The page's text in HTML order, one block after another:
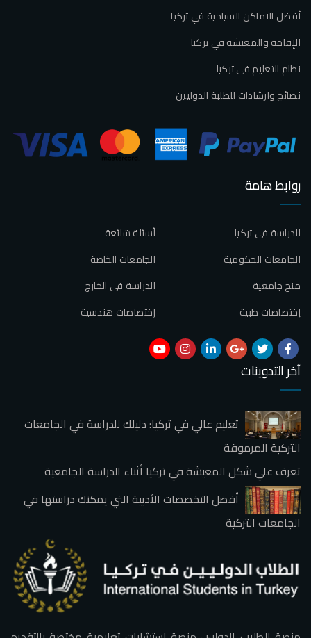
أفضل الاماكن السياحية في تركيا
الإقامة والمعيشة في تركيا
نظام التعليم في تركيا
نصائح وارشادات للطلبة الدوليين
روابط هامة
أسئلة شائعة
الدراسة في تركيا
الجامعات الخاصة
الجامعات الحكومية
الدراسة في الخارج
منح جامعية
إختصاصات هندسية
إختصاصات طبية
آخر التدوينات
تعليم عالي في تركيا: دليلك للدراسة في الجامعات
التركية المرموقة
تعرف علي شكل المعيشة في تركيا أثناء الدراسة الجامعية
أفضل التخصصات الأدبية التي يمكنك دراستها في
الجامعات التركية